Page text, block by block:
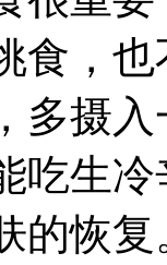
食，
多摄
吃生
的恢复